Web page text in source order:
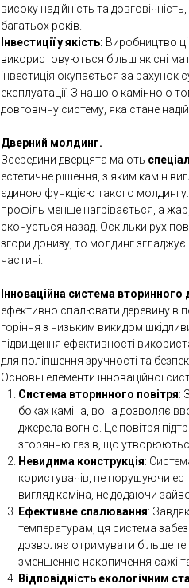
високу надійність та
багатьох років.
Інвестиції у якість: Виробництво
використовуються більш якісні
інвестиція окупається за рахунок
експлуатації. З нашою камінною
довговічну систему, яка стане
Дверний молдинг.
Зсередини дверцята мають
естетичне рішення, з яким камін
єдиною функцією такого
профіль менше нагрівається, а
скочується назад. Оскільки рух
згори донизу, то молдинг
частині.
Інноваційна система вторинного
ефективно спалювати деревину в
горіння з низьким викидом
підвищення ефективності
для поліпшення зручності та
Основні елементи інноваційної
Система вторинного повітря:
боках каміна, вона дозволяє
джерела вогню. Це повітря
згорянню газів, що
Невидима конструкція:
користувачів, не порушуючи
вигляд каміна, не додаючи
Ефективне спалювання:
температурам, ця система
дозволяє отримувати більше
зменшенню накопичення сажі
Відповідність екологічним